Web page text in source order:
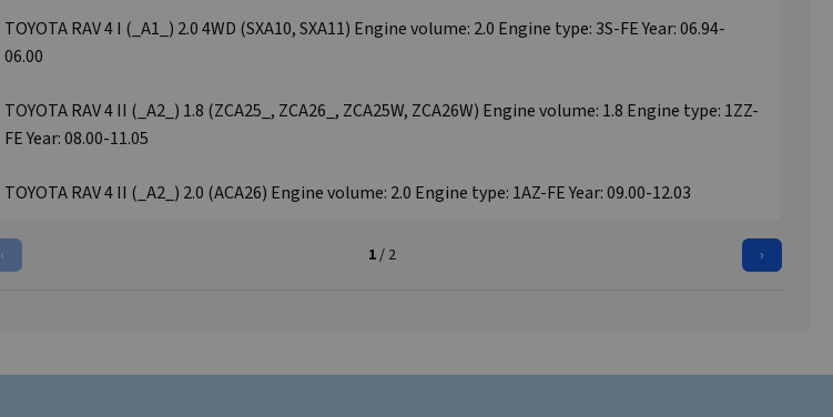
TOYOTA RAV 4 I (_A1_) 2.0 4WD (SXA10, SXA11) Engine volume: 2.0 Engine type: 3S-FE Year: 06.94-
06.00
TOYOTA RAV 4 II (_A2_) 1.8 (ZCA25_, ZCA26_, ZCA25W, ZCA26W) Engine volume: 1.8 Engine type: 1ZZ-
FE Year: 08.00-11.05
TOYOTA RAV 4 II (_A2_) 2.0 (ACA26) Engine volume: 2.0 Engine type: 1AZ-FE Year: 09.00-12.03
‹ 1/ 2 ›